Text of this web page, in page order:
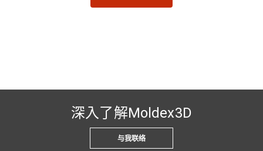
深入了解Moldex3D
与我联络